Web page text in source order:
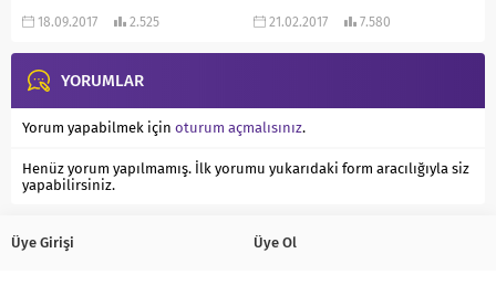
yüzyılın en önemli...
18.09.2017 2.525
anlatıcısı, eğitmeni ve sanat
anlatıcısı olmak...
21.02.2017 7.580
YORUMLAR
Yorum yapabilmek için oturum açmalısınız.
Henüz yorum yapılmamış. İlk yorumu yukarıdaki form aracılığıyla siz
yapabilirsiniz.
Üye Girişi Üye Ol